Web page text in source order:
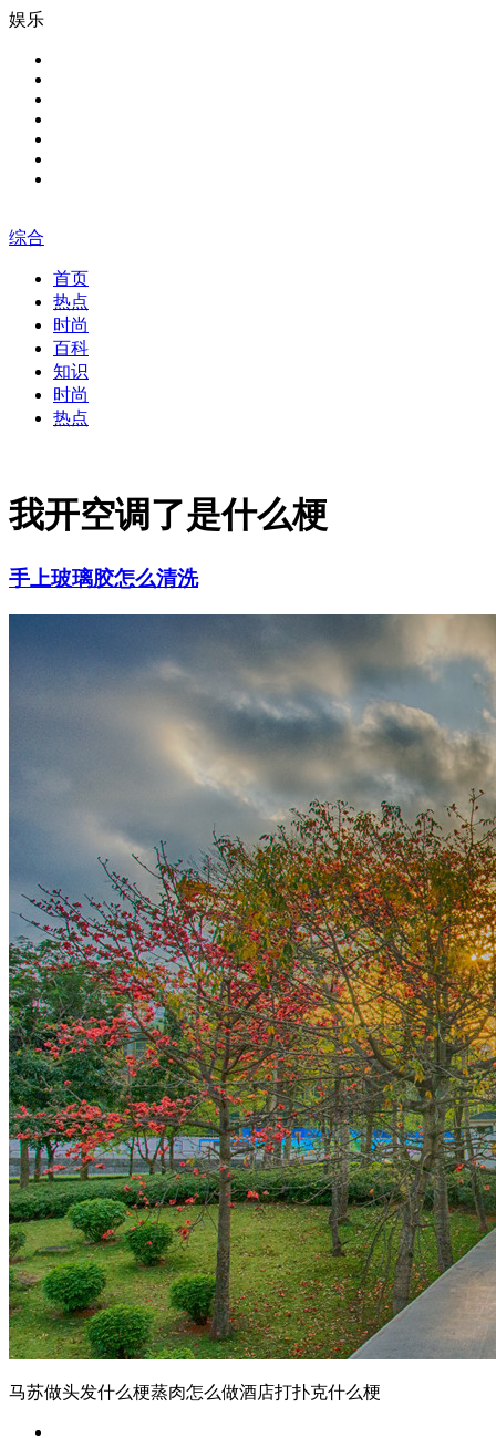
娱乐
综合
首页
热点
时尚
百科
知识
时尚
热点
我开空调了是什么梗
手上玻璃胶怎么清洗
马苏做头发什么梗蒸肉怎么做酒店打扑克什么梗